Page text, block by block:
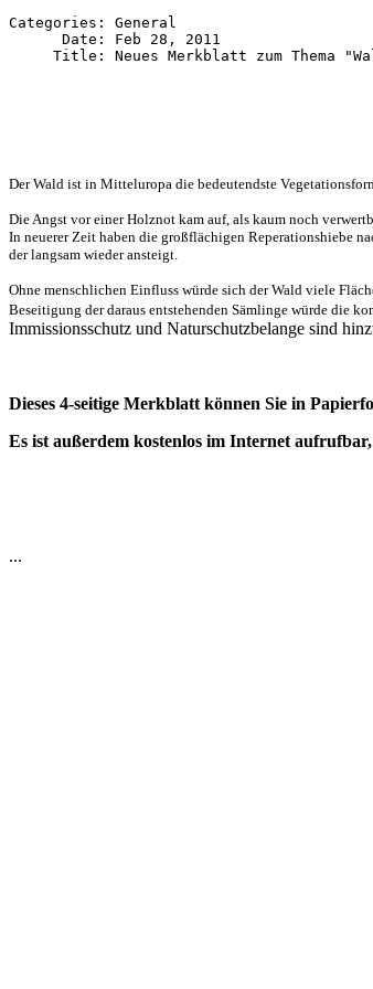
Categories: General
      Date: Feb 28, 2011
Der Wald ist in Mitteluropa die bedeutendste
Die Angst vor einer Holznot kam auf, als kaum noch
In neuerer Zeit haben die großflächigen Reperationshiebe
der langsam wieder ansteigt.
Ohne menschlichen Einfluss würde sich der Wald viele
Beseitigung der daraus entstehenden Sämlinge würde die
Immissionsschutz und Naturschutzbelange sind
Dieses 4-seitige Merkblatt können Sie in
Es ist außerdem kostenlos im Internet
...